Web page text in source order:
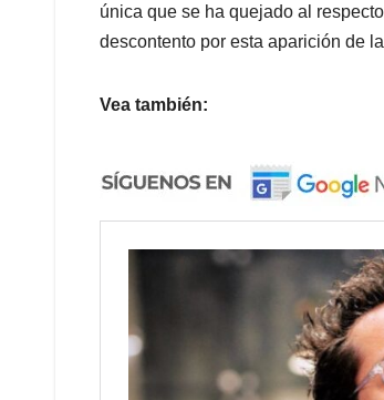
única que se ha quejado al
descontento por esta aparición de
Vea también: